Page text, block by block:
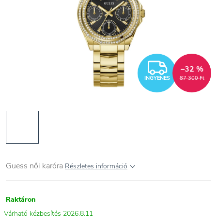
INGYENES 87 300 Ft
–32 %
Guess női karóra Részletes információ
Raktáron
2026.8.11